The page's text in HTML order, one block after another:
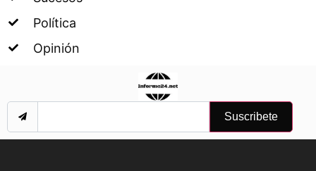
Política
Opinión
Suscribete